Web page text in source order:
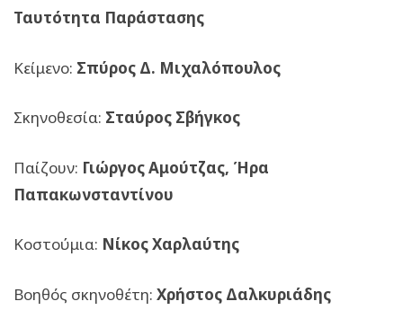
Ταυτότητα Παράστασης
Κείμενο: Σπύρος Δ. Μιχαλόπουλος
Σκηνοθεσία: Σταύρος Σβήγκος
Παίζουν: Γιώργος Αμούτζας, Ήρα
Παπακωνσταντίνου
Κοστούμια: Νίκος Χαρλαύτης
Βοηθός σκηνοθέτη: Χρήστος Δαλκυριάδης